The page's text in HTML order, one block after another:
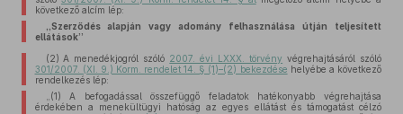
következő alcím lép:
„Szerződés alapján vagy adomány felhasználása útján teljesített
ellátások”
(2) A menedékjogról szóló 2007. évi LXXX. törvény végrehajtásáról szóló
301/2007. (XI. 9.) Korm. rendelet 14. § (1)–(2) bekezdése helyébe a következő
rendelkezés lép:
„(1) A befogadással összefüggő feladatok hatékonyabb végrehajtása
érdekében a menekültügyi hatóság az egyes ellátást és támogatást célzó